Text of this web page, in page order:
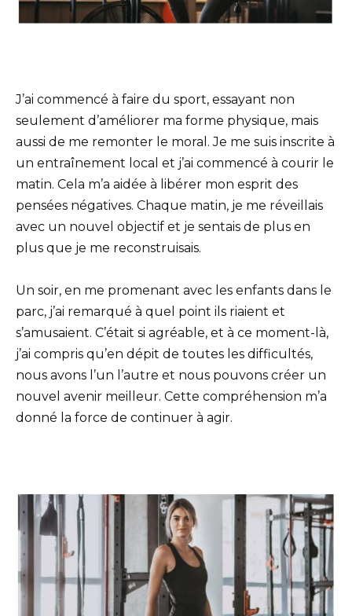
J’ai commencé à faire du sport, essayant non
seulement d’améliorer ma forme physique, mais
aussi de me remonter le moral. Je me suis inscrite à
un entraînement local et j’ai commencé à courir le
matin. Cela m’a aidée à libérer mon esprit des
pensées négatives. Chaque matin, je me réveillais
avec un nouvel objectif et je sentais de plus en
plus que je me reconstruisais.
Un soir, en me promenant avec les enfants dans le
parc, j’ai remarqué à quel point ils riaient et
s’amusaient. C’était si agréable, et à ce moment-là,
j’ai compris qu’en dépit de toutes les difficultés,
nous avons l’un l’autre et nous pouvons créer un
nouvel avenir meilleur. Cette compréhension m’a
donné la force de continuer à agir.